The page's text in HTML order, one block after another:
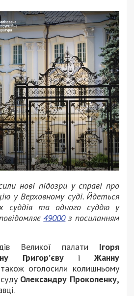
нові підозри у справі про
у Верховному суді. Йдеться
суддів та одного суддю у
49000з посиланням
Великої палати Ігоря
Григорʼєву іЖанну
оголосили колишньому
Олександру Прокопенку,